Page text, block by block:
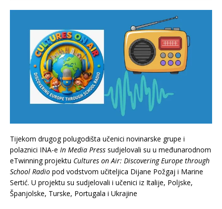
Tijekom drugog polugodišta učenici novinarske grupe i
polaznici INA-e In Media Press sudjelovali su u međunarodnom
eTwinning projektu Cultures on Air: Discovering Europe through
School Radio pod vodstvom učiteljica Dijane Požgaj i Marine
Sertić. U projektu su sudjelovali i učenici iz Italije, Poljske,
Španjolske, Turske, Portugala i Ukrajine